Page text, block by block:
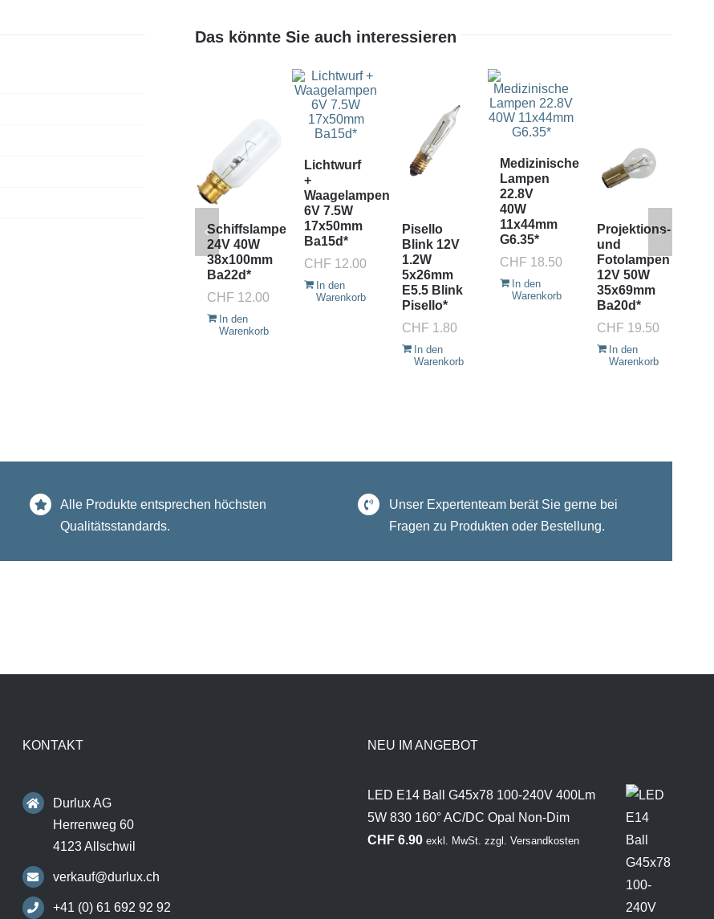
Das könnte Sie auch interessieren
Schiffslampe
24V 40W
38x100mm
Ba22d*
CHF 12.00
In den
Warenkorb
Lichtwurf
+
Waagelampen
6V 7.5W
17x50mm
Ba15d*
CHF 12.00
In den
Warenkorb
Pisello
Blink 12V
1.2W
5x26mm
E5.5 Blink
Pisello*
CHF 1.80
In den
Warenkorb
Medizinische
Lampen
22.8V
40W
11x44mm
G6.35*
CHF 18.50
In den
Warenkorb
Projektions-
und
Fotolampen
12V 50W
35x69mm
Ba20d*
CHF 19.50
In den
Warenkorb
Alle Produkte entsprechen höchsten
Qualitätsstandards.
Unser Expertenteam berät Sie gerne bei
Fragen zu Produkten oder Bestellung.
KONTAKT
Durlux AG
Herrenweg 60
4123 Allschwil
verkauf@durlux.ch
+41 (0) 61 692 92 92
NEU IM ANGEBOT
LED E14 Ball G45x78 100-240V 400Lm
5W 830 160° AC/DC Opal Non-Dim
CHF6.90 exkl. MwSt. zzgl. Versandkosten